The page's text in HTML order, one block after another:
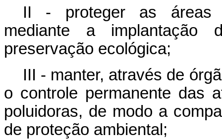
II - proteger as áreas
mediante a implantação
preservação ecológica;
III - manter, através de
o controle permanente das
poluidoras, de modo a
de proteção ambiental;